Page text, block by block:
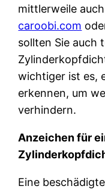
mittlerweile
caroobi.com
sollten Sie auch
wichtiger ist es,
erkennen, um
verhindern.
Anzeichen für
Eine